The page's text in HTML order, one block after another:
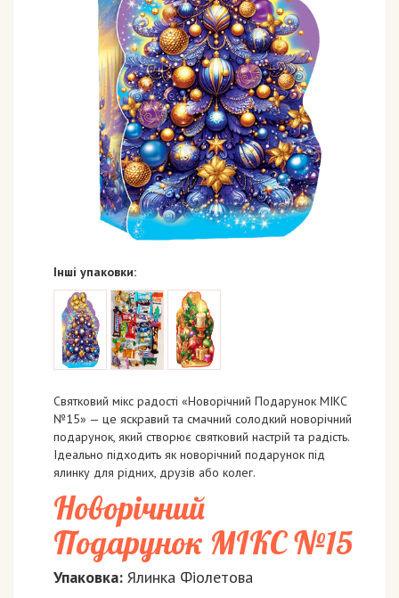
Інші упаковки:
Святковий мікс радості «Новорічний Подарунок МІКС
№15» — це яскравий та смачний солодкий новорічний
подарунок, який створює святковий настрій та радість.
Ідеально підходить як новорічний подарунок під
ялинку для рідних, друзів або колег.
Новорічний
Подарунок МІКС №15
Упаковка: Ялинка Фіолетова